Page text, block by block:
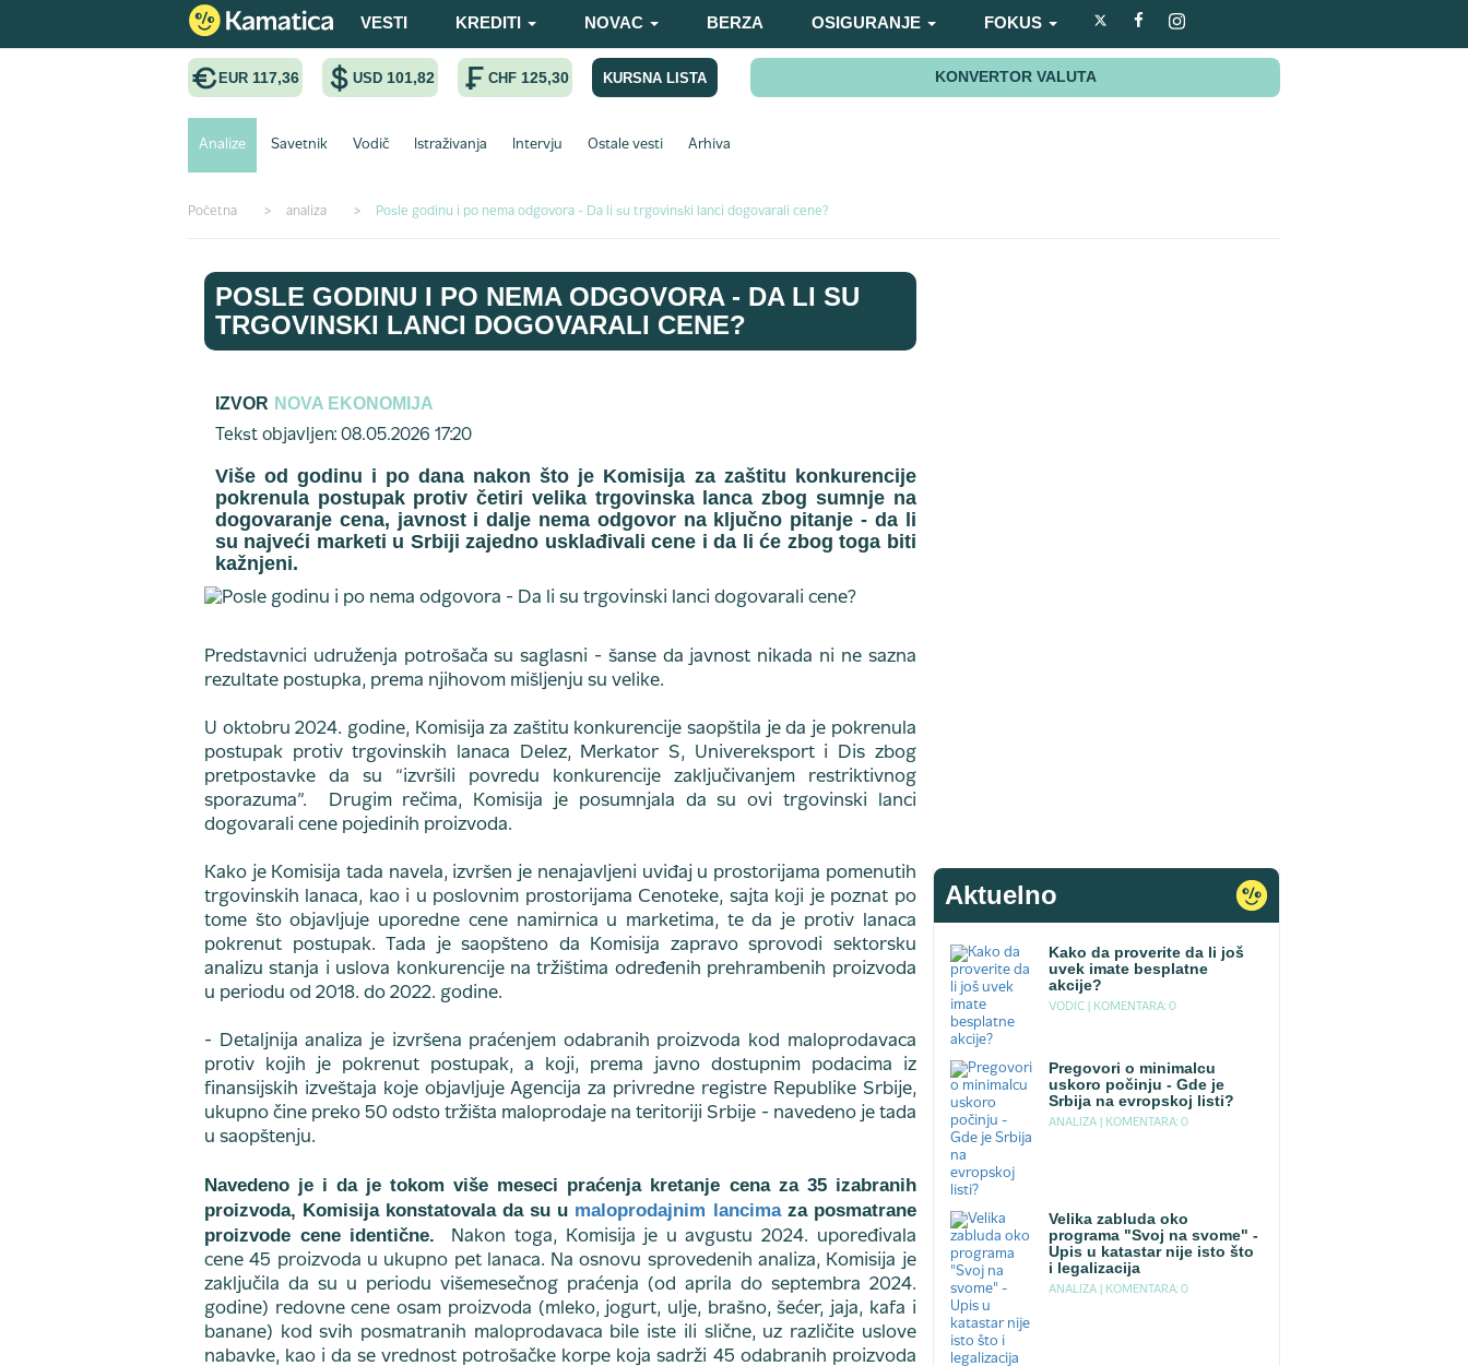
VESTI KREDITI NOVAC BERZA OSIGURANJE FOKUS
EUR 117,36 USD 101,82 CHF 125,30 KURSNA LISTA KONVERTOR VALUTA
Analize Savetnik Vodič Istraživanja Intervju Ostale vesti Arhiva
Početna > analiza > Posle godinu i po nema odgovora - Da li su trgovinski lanci dogovarali cene?
POSLE GODINU I PO NEMA ODGOVORA - DA LI SU
TRGOVINSKI LANCI DOGOVARALI CENE?
IZVOR NOVA EKONOMIJA
Tekst objavljen: 08.05.2026 17:20
Više od godinu i po dana nakon što je Komisija za zaštitu konkurencije
pokrenula postupak protiv četiri velika trgovinska lanca zbog sumnje na
dogovaranje cena, javnost i dalje nema odgovor na ključno pitanje - da li
su najveći marketi u Srbiji zajedno usklađivali cene i da li će zbog toga biti
kažnjeni.
Predstavnici udruženja potrošača su saglasni - šanse da javnost nikada ni ne sazna
rezultate postupka, prema njihovom mišljenju su velike.
U oktobru 2024. godine, Komisija za zaštitu konkurencije saopštila je da je pokrenula
postupak protiv trgovinskih lanaca Delez, Merkator S, Univereksport i Dis zbog
pretpostavke da su “izvršili povredu konkurencije zaključivanjem restriktivnog
sporazuma”. Drugim rečima, Komisija je posumnjala da su ovi trgovinski lanci
dogovarali cene pojedinih proizvoda.
Kako je Komisija tada navela, izvršen je nenajavljeni uviđaj u prostorijama pomenutih
trgovinskih lanaca, kao i u poslovnim prostorijama Cenoteke, sajta koji je poznat po
tome što objavljuje uporedne cene namirnica u marketima, te da je protiv lanaca
pokrenut postupak. Tada je saopšteno da Komisija zapravo sprovodi sektorsku
analizu stanja i uslova konkurencije na tržištima određenih prehrambenih proizvoda
u periodu od 2018. do 2022. godine.
- Detaljnija analiza je izvršena praćenjem odabranih proizvoda kod maloprodavaca
protiv kojih je pokrenut postupak, a koji, prema javno dostupnim podacima iz
finansijskih izveštaja koje objavljuje Agencija za privredne registre Republike Srbije,
ukupno čine preko 50 odsto tržišta maloprodaje na teritoriji Srbije - navedeno je tada
u saopštenju.
Navedeno je i da je tokom više meseci praćenja kretanje cena za 35 izabranih
proizvoda, Komisija konstatovala da su u maloprodajnim lancimaza posmatrane
proizvode cene identične. Nakon toga, Komisija je u avgustu 2024. upoređivala
cene 45 proizvoda u ukupno pet lanaca. Na osnovu sprovedenih analiza, Komisija je
zaključila da su u periodu višemesečnog praćenja (od aprila do septembra 2024.
godine) redovne cene osam proizvoda (mleko, jogurt, ulje, brašno, šećer, jaja, kafa i
banane) kod svih posmatranih maloprodavaca bile iste ili slične, uz različite uslove
nabavke, kao i da se vrednost potrošačke korpe koja sadrži 45 odabranih proizvoda
Aktuelno
Kako da proverite da li još
uvek imate besplatne
akcije?
VODIC | KOMENTARA: 0
Pregovori o minimalcu
uskoro počinju - Gde je
Srbija na evropskoj listi?
ANALIZA | KOMENTARA: 0
Velika zabluda oko
programa "Svoj na svome" -
Upis u katastar nije isto što
i legalizacija
ANALIZA | KOMENTARA: 0